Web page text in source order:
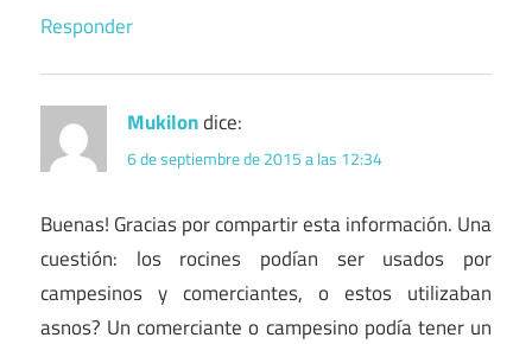
Responder
Mukilondice:
6 de septiembre de 2015 a las 12:34
Buenas! Gracias por compartir esta información. Una
cuestión: los rocines podían ser usados por
campesinos y comerciantes, o estos utilizaban
asnos? Un comerciante o campesino podía tener un